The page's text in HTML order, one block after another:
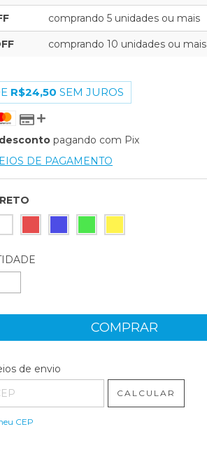
comprando 5 unidades ou mais
comprando 10 unidades ou mais
R$24,50 SEM JUROS
pagando com Pix
DE PAGAMENTO
para o CEP:
de envio
CALCULAR
CEP